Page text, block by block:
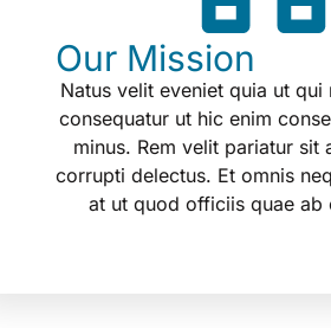
Our Mission
Natus velit eveniet quia ut qui
consequatur ut hic enim
minus. Rem velit pariatur sit
corrupti delectus. Et omnis
at ut quod officiis quae ab